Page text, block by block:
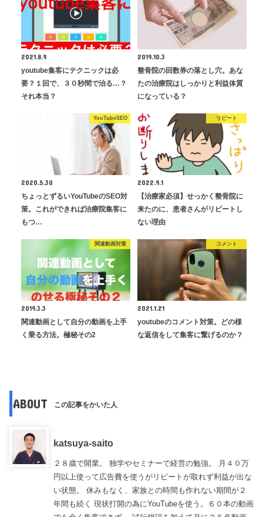
2021.8.9
youtube集客にテクニックは必
要？１回で、３０秒間で治る…？
それ本当？
2019.10.3
整骨院の回数券の落とし穴。あな
たの治療院はしっかりと利益体質
になっている？
YouTubeSEO
2020.5.30
ちょっとずるいYouTubeのSEO対
策。これができれば治療院集客に
もつ…
リピート
2022.9.1
【治療家必須】せっかく整骨院に
来たのに、患者さんがリピートし
ない理由
関連動画対策
2019.3.3
関連動画として自分の動画を上手
く乗る方法。極秘その2
コメント
2021.1.21
youtubeのコメント対策。どの様
な返信をして集客に繋げるのか？
ABOUT この記事をかいた人
katsuya-saito
２８歳で開業。 独学やセミナーで経営の勉強。 月４０万
円以上使って広告費を使うがリピートが取れず利益が出な
い状態。 休みもなく、家族との時間も作れない期間が２
年間も続く 現状打開の為にYouTubeを使う。６０本の動画